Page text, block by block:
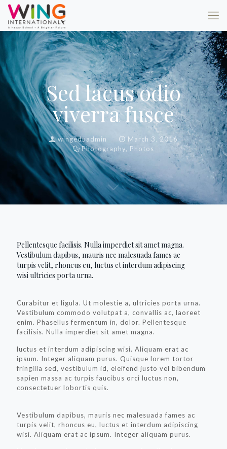
Sed lacus odio
viverra fusce
wingeduadmin
March 3, 2016
Photography, Photos
Pellentesque facilisis. Nulla imperdiet sit amet magna.
Vestibulum dapibus, mauris nec malesuada fames ac
turpis velit, rhoncus eu, luctus et interdum adipiscing
wisi ultricies porta urna.
Curabitur et ligula. Ut molestie a, ultricies porta urna.
Vestibulum commodo volutpat a, convallis ac, laoreet
enim. Phasellus fermentum in, dolor. Pellentesque
facilisis. Nulla imperdiet sit amet magna.
luctus et interdum adipiscing wisi. Aliquam erat ac
ipsum. Integer aliquam purus. Quisque lorem tortor
fringilla sed, vestibulum id, eleifend justo vel bibendum
sapien massa ac turpis faucibus orci luctus non,
consectetuer lobortis quis.
Vestibulum dapibus, mauris nec malesuada fames ac
turpis velit, rhoncus eu, luctus et interdum adipiscing
wisi. Aliquam erat ac ipsum. Integer aliquam purus.